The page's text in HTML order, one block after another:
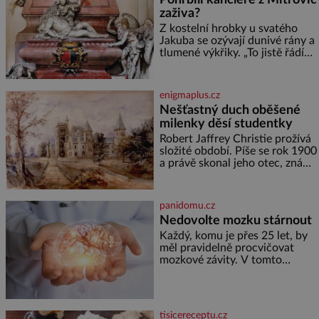
zdát bezvýznamná. Teprve když
se spojí s dalšími desítkami tisíc
příslušnic svého včelstva,
vznikne jeden z
nejdokonalejších organismů
zaživa?
Z kostelní hrobky u svatého
Jakuba se ozývají dunivé rány a
tlumené výkřiky. „To jistě řádí
nikdo neodvážil podzemní
hrobku otevřít a její poklop tak
raději jen skrápí svěcenou
vodou. Za několik dní divné
burácení skutečně ustane. Když
o mnoho let později hrobku
enigmaplus.cz
Nešťastný duch oběšené
milenky děsí studentky
Robert Jaffrey Christie prožívá
složité období. Píše se rok 1900
a právě skonal jeho otec, známý
ale doprovázena ohromným
dědictvím
panidomu.cz
Nedovolte mozku stárnout
Každý, komu je přes 25 let, by
měl pravidelně procvičovat
mozkové závity. V tomto
tisicereceptu.cz